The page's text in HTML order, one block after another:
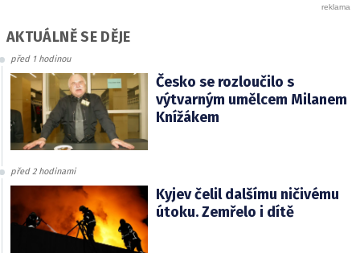
AKTUÁLNĚ SE DĚJE
před 1 hodinou
Česko se rozloučilo s
výtvarným umělcem Milanem
Knížákem
před 2 hodinami
Kyjev čelil dalšímu ničivému
útoku. Zemřelo i dítě